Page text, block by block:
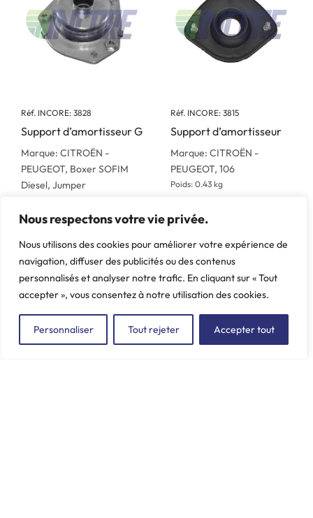
Nous respectons votre vie privée.
Nous utilisons des cookies pour améliorer votre expérience de
navigation, diffuser des publicités ou des contenus
personnalisés et analyser notre trafic. En cliquant sur « Tout
accepter », vous consentez à notre utilisation des cookies.
Personnaliser Tout rejeter Accepter tout
Réf. INCORE: 3828
Support d’amortisseur G
Marque: CITROËN -
PEUGEOT, Boxer SOFIM
Diesel, Jumper
Réf. INCORE: 3815
Support d’amortisseur
Marque: CITROËN -
PEUGEOT, 106
Poids: 0.43 kg
ZAC du Plessis Val Vert